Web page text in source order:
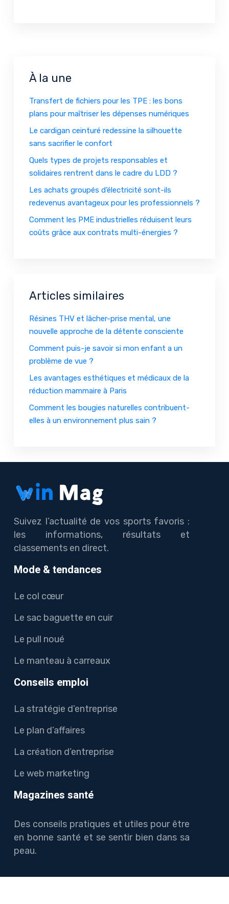
À la une
Transfert de fichiers pour les TPE : les bons
plans pour maîtriser les dépenses numériques
Le cardigan ceinturé redessine la silhouette
sans sacrifier le confort
Quels types de projets responsables et
solidaires rentrent dans le cadre du LDD ?
Les achats groupés d’électricité sont-ils
redevenus avantageux pour les professionnels ?
Comment les PME industrielles réduisent leurs
coûts grâce aux contrats multi-énergies ?
Articles similaires
Résines THV et lâcher-prise mental, une
nouvelle approche de la détente consciente
Comment puis-je savoir si mon enfant a un
problème de vue ?
Les avantages esthétiques et médicaux de la
réduction mammaire à Paris
Comment les bougies naturelles contribuent-
elles à un environnement plus sain ?
Suivez l’actualité de vos sports favoris :
les informations, résultats et
classements en direct.
Mode & tendances
Le col cœur
Le sac baguette en cuir
Le pull noué
Le manteau à carreaux
Conseils emploi
La stratégie d’entreprise
Le plan d’affaires
La création d’entreprise
Le web marketing
Magazines santé
Des conseils pratiques et utiles pour être
en bonne santé et se sentir bien dans sa
peau.